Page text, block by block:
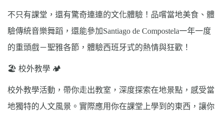
不只有課堂，還有驚奇連連的文化體驗！品嚐當地美食、體
驗傳統音樂舞蹈，還能參加Santiago de Compostela一年一度
的重頭戲－聖雅各節，體驗西班牙式的熱情與狂歡！
🏖️ 校外教學 🏕️
校外教學活動，帶你走出教室，深度探索在地景點，感受當
地獨特的人文風景。實際應用你在課堂上學到的東西，讓你